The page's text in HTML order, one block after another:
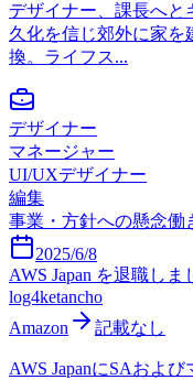
デザイナー、課長へと
久化を信じ郊外に家
換。ライフス...
デザイナー
マネージャー
UI/UXデザイナー
編集
事業・方針への懸念働
2025/6/8
AWS Japan を退職し
log4ketancho
Amazon
記載なし
AWS JapanにSAおよ